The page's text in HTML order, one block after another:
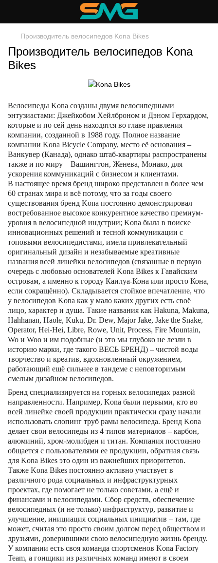
Производитель велосипедов Kona Bikes
Производитель велосипедов Kona
Bikes
Велосипеды Kona созданы двумя велосипедными
энтузиастами: Джейкобом Хейлброном и Дэном Герхардом,
которые и по сей день находятся во главе правления
компании, созданной в 1988 году. Полное название
компании Kona Bicycle Company, место её основания –
Ванкувер (Канада), однако штаб-квартиры распространены
также и по миру – Вашингтон, Женева, Монако, для
ускорения коммуникаций с бизнесом и клиентами.
В настоящее время бренд широко представлен в более чем
60 странах мира и всё потому, что за годы своего
существования бренд Kona постоянно демонстрировал
востребованное высокое конкурентное качество премиум-
уровня в велосипедной индстрии; Kona была в поиске
инновационных решений и тесной коммуникации с
топовыми велосипедистами, имела привлекательный
оригинальный дизайн и незабываемые креативные
названия всей линейки велосипедов (связанные в первую
очередь с любовью основателей Kona Bikes к Гавайским
островам, а именно к городу Каилуа-Кона или просто Кона,
если сокращённо). Складывается стойкое впечатление, что
у велосипедов Kona как у мало каких других есть своё
лицо, характер и душа. Такие названия как Hakuna, Makuna,
Hahhanan, Haole, Kuku, Dr. Dew, Major Jake, Jake the Snake,
Operator, Hei-Hei, Libre, Rowe, Unit, Process, Fire Mountain,
Wo и Woo и им подобные (и это мы глубоко не лезли в
историю марки, где такого ВЕСЬ БРЕНД) – чистой воды
творчество и креатив, вдохновленный окружением,
работающий ещё сильнее в тандеме с неповторимым
смелым дизайном велосипедов.
Бренд специализируется на горных велосипедах разной
направленности. Например, Kona были первыми, кто во
всей линейке своей продукции практически сразу начали
использовать слопинг труб рамы велосипеда. Бренд Kona
делает свои велосипеды из 4 типов материалов – карбон,
алюминий, хром-молибден и титан. Компания постоянно
общается с пользователями ее продукции, обратная связь
для Kona Bikes это один из важнейших приоритетов.
Также Kona Bikes постоянно активно участвует в
различного рода социальных и инфраструктурных
проектах, где помогает не только советами, а ещё и
финансами и велосипедами. Сбор средств, обеспечение
велосипедных (и не только) инфраструктур, развитие и
улучшение, инициация социальных инициатив – там, где
может, считая это просто своим долгом перед обществом и
друзьями, доверившими свою велосипедную жизнь бренду.
У компании есть своя команда спортсменов Kona Factory
Team, а гонщики из различных команд имеют в своем